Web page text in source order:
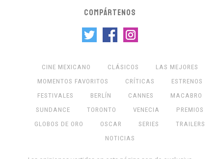
COMPÁRTENOS
CINE MEXICANO CLÁSICOS
LAS MEJORES
MOMENTOS FAVORITOS
CRÍTICAS
ESTRENOS
FESTIVALES
BERLÍN CANNES
MACABRO
SUNDANCE
TORONTO VENECIA
PREMIOS
GLOBOS DE ORO
OSCAR SERIES
TRAILERS
NOTICIAS